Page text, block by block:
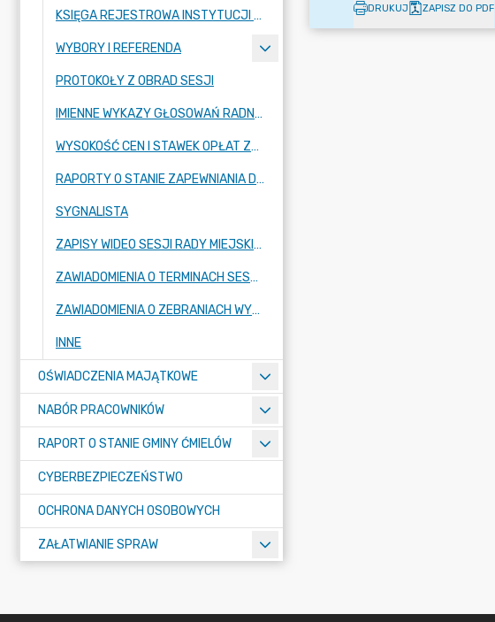
KSIĘGA REJESTROWA INSTYTUCJI KULTURY
WYBORY I REFERENDA
PROTOKOŁY Z OBRAD SESJI
IMIENNE WYKAZY GŁOSOWAŃ RADNYCH
WYSOKOŚĆ CEN I STAWEK OPŁAT ZBIOROWEGO ZAOPATRZENIA W WODĘ
RAPORTY O STANIE ZAPEWNIANIA DOSTĘPNOŚCI PODMIOTU PUBLICZNEGO
SYGNALISTA
ZAPISY WIDEO SESJI RADY MIEJSKIEJ
ZAWIADOMIENIA O TERMINACH SESJI RADY MIEJSKIEJ ORAZ KOMISJI STAŁYCH RADY
ZAWIADOMIENIA O ZEBRANIACH WYBORCZYCH W SOŁECTWACH I MIEŚCIE ĆMIELÓW
INNE
OŚWIADCZENIA MAJĄTKOWE
NABÓR PRACOWNIKÓW
RAPORT O STANIE GMINY ĆMIELÓW
CYBERBEZPIECZEŃSTWO
OCHRONA DANYCH OSOBOWYCH
ZAŁATWIANIE SPRAW
DRUKUJ ZAPISZ DO PDF